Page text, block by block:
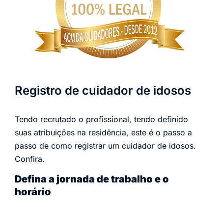
Registro de cuidador de idosos
Tendo recrutado o profissional, tendo definido
suas atribuições na residência, este é o passo a
passo de como registrar um cuidador de idosos.
Confira.
Defina a jornada de trabalho e o
horário